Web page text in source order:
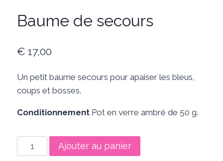
Baume de secours
€ 17,00
Un petit baume secours pour apaiser les bleus,
coups et bosses.
ConditionnementPot en verre ambré de 50 g.
quantité
de
Ajouter au panier